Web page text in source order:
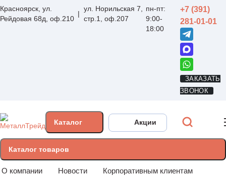
Красноярск, ул.
Рейдовая 68д, оф.210
ул. Норильская 7,
стр.1, оф.207
пн-пт:
9:00-
18:00
+7 (391)
281-01-01
ЗАКАЗАТЬ
ЗВОНОК
Каталог Акции
Каталог товаров
О компании Новости Корпоративным клиентам